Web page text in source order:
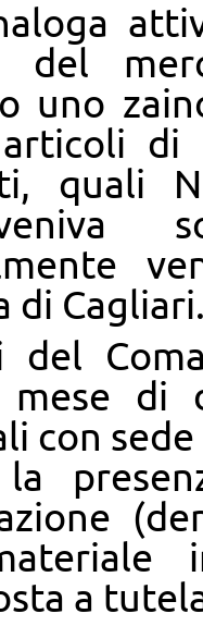
del
uno
di
quali
di
del
di
con
la
a